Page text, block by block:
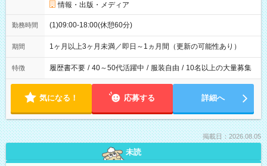
情報・出版・メディア
勤務時間 (1)09:00-18:00(休憩60分)
期間 1ヶ月以上3ヶ月未満／即日～1ヵ月間（更新の可能性あり）
特徴 履歴書不要 / 40～50代活躍中 / 服装自由 / 10名以上の大量募集
気になる！ 応募する 詳細へ
掲載日：2026.08.05
未読